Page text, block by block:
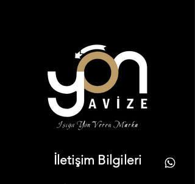
İletişim Bilgileri